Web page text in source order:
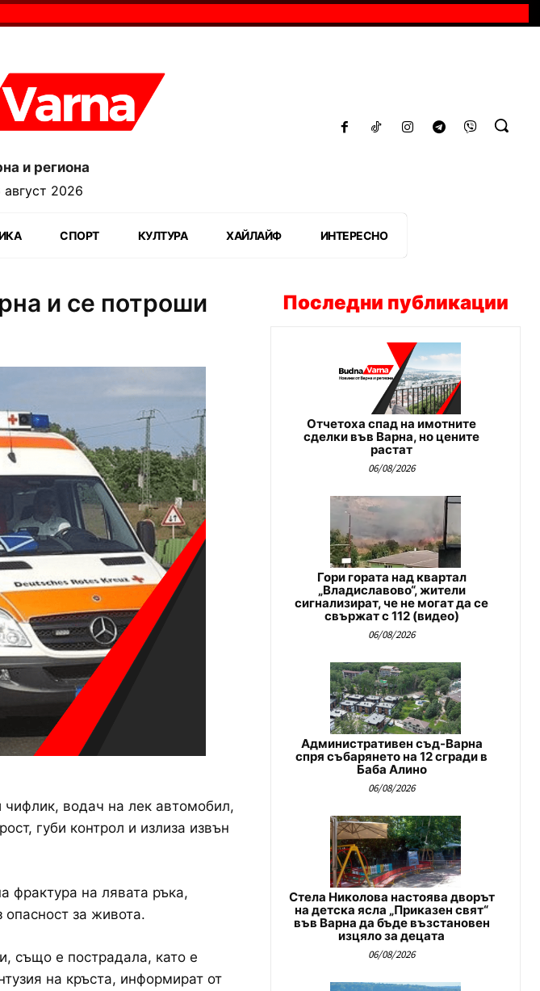
и региона
2026
СПОРТ КУЛТУРА ХАЙЛАЙФ ИНТЕРЕСНО
и се потроши
водач на лек автомобил,
губи контрол и излиза извън
фрактура на лявата ръка,
опасност за живота.
също е пострадала, като е
на кръста, информират от
Последни публикации
Отчетоха спад на имотните
сделки във Варна, но цените
растат
06/08/2026
Гори гората над квартал
„Владиславово“, жители
сигнализират, че не могат да се
свържат с 112 (видео)
06/08/2026
Административен съд-Варна
спря събарянето на 12 сгради в
Баба Алино
06/08/2026
Стела Николова настоява дворът
на детска ясла „Приказен свят“
във Варна да бъде възстановен
изцяло за децата
06/08/2026